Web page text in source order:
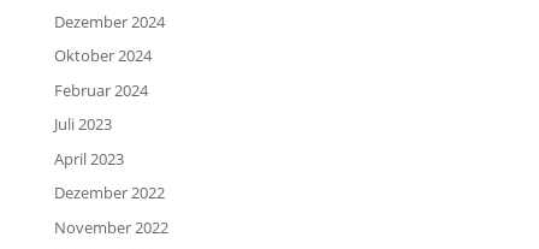
Dezember 2024
Oktober 2024
Februar 2024
Juli 2023
April 2023
Dezember 2022
November 2022